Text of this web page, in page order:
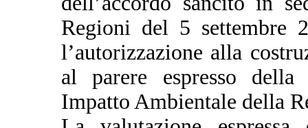
Regioni del 5 settembre
l’autorizzazione alla
al parere espresso
Impatto Ambientale della